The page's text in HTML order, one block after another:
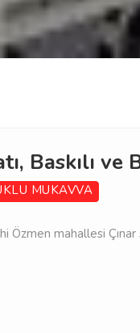
Baskılı ve
MUKAVVA
Özmen mahallesi